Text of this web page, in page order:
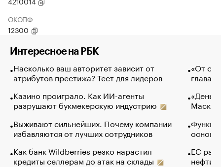
ОКОПФ
12300
Интересное на РБК
Насколько ваш авторитет зависит от
атрибутов престижа? Тест для лидеров
Казино проиграло. Как ИИ-агенты
разрушают букмекерскую индустрию
Выживают сильнейших. Почему компании
избавляются от лучших сотрудников
Как банк Wildberries резко нарастил
кредиты селлерам до атак на склады
«От
глава
Маск в
основ
ЕС
нефти